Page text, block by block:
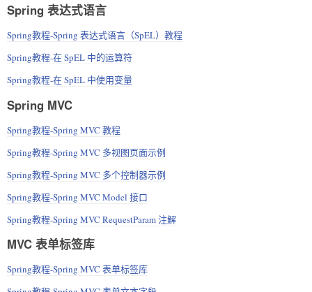
Spring 表达式语言
Spring教程-Spring 表达式语言（SpEL）教程
Spring教程-在 SpEL 中的运算符
Spring教程-在 SpEL 中使用变量
Spring MVC
Spring教程-Spring MVC 教程
Spring教程-Spring MVC 多视图页面示例
Spring教程-Spring MVC 多个控制器示例
Spring教程-Spring MVC Model 接口
Spring教程-Spring MVC RequestParam 注解
MVC 表单标签库
Spring教程-Spring MVC 表单标签库